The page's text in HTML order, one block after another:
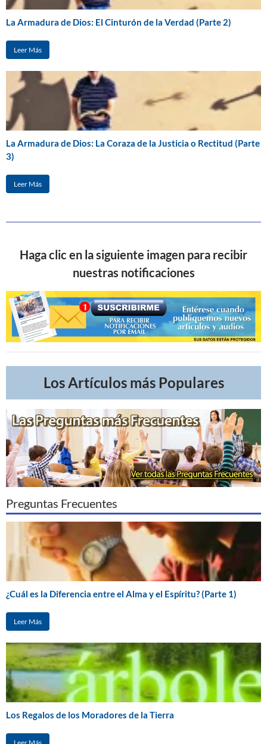
La Armadura de Dios: El Cinturón de la Verdad (Parte 2)
Leer Más
La Armadura de Dios: La Coraza de la Justicia o Rectitud (Parte
3)
Leer Más
Haga clic en la siguiente imagen para recibir
nuestras notificaciones
Los Artículos más Populares
Preguntas Frecuentes
¿Cuál es la Diferencia entre el Alma y el Espíritu? (Parte 1)
Leer Más
Los Regalos de los Moradores de la Tierra